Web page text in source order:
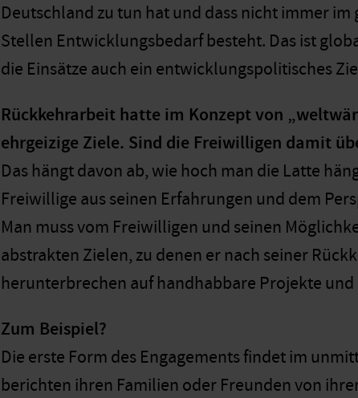
Deutschland zu tun hat und dass nicht immer
Stellen Entwicklungsbedarf besteht. Das ist
die Einsätze auch ein entwicklungspolitisches
Rückkehrarbeit hatte im Konzept von
ehrgeizige Ziele. Sind die Freiwilligen damit
Das hängt davon ab, wie hoch man die Latte
Freiwillige aus seinen Erfahrungen und dem
Man muss vom Freiwilligen und seinen
abstrakten Zielen, zu denen er nach seiner
herunterbrechen auf handhabbare Projekte und
Zum Beispiel?
Die erste Form des Engagements findet im
berichten ihren Familien oder Freunden von